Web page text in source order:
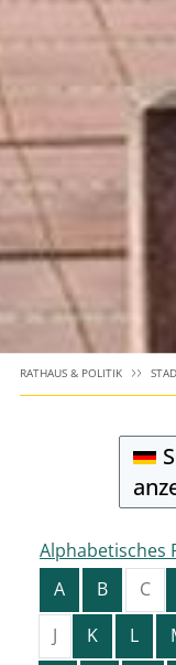
RATHAUS & POLITIK
Alphabetisches
A
B C
J
K L